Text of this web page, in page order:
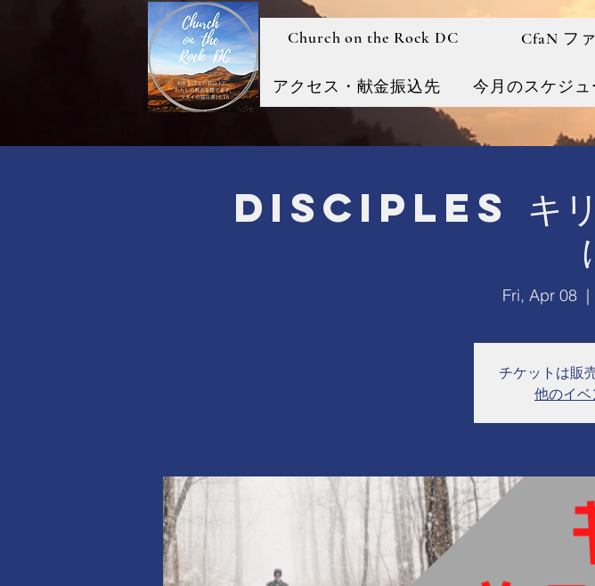
Church on the Rock DC CfaN フ
アクセス・献金振込先 今月のスケジュ
Disciples キリス
Fri, Apr 08
  |
チケットは販
他のイ